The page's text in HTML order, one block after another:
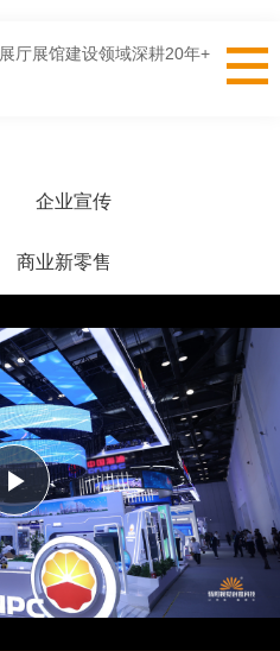
展厅展馆建设领域深耕20年+
企业宣传
商业新零售
Play
Video